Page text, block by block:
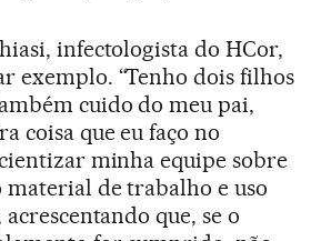
infectologista do HCor,
exemplo. “Tenho dois filhos
cuido do meu pai,
coisa que eu faço no
minha equipe sobre
de trabalho e uso
que, se o